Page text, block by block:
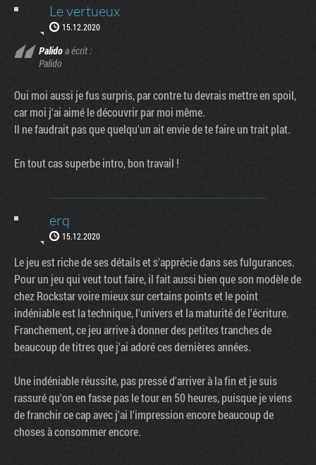
Le vertueux
15.12.2020
Palidoa écrit :
Palido
Oui moi aussi je fus surpris, par contre tu devrais mettre en spoil,
car moi j'ai aimé le découvrir par moi même.
Il ne faudrait pas que quelqu'un ait envie de te faire un trait plat.
En tout cas superbe intro, bon travail !
erq
15.12.2020
Le jeu est riche de ses détails et s'apprécie dans ses fulgurances.
Pour un jeu qui veut tout faire, il fait aussi bien que son modèle de
chez Rockstar voire mieux sur certains points et le point
indéniable est la technique, l'univers et la maturité de l'écriture.
Franchement, ce jeu arrive à donner des petites tranches de
beaucoup de titres que j'ai adoré ces dernières années.
Une indéniable réussite, pas pressé d'arriver à la fin et je suis
rassuré qu'on en fasse pas le tour en 50 heures, puisque je viens
de franchir ce cap avec j'ai l'impression encore beaucoup de
choses à consommer encore.